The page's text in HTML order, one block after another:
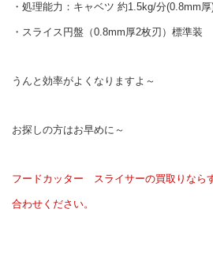
・処理能力：キャベツ 約1.5kg/分(0.8mm厚
・スライス円盤（0.8mm厚2枚刃）標準装
うんと効率がよくなりますよ～
お探しの方はお早めに～
フードカッター スライサーの買取りな
合わせください。